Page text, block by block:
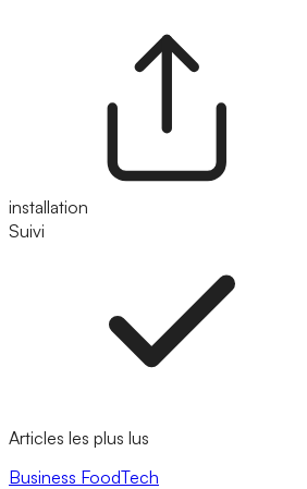
installation
Suivi
Articles les plus lus
Business FoodTech